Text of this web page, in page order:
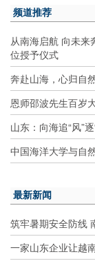
频道推荐
从南海启航 向未来
位授予仪式
奔赴山海，心归自
恩师邵波先生百岁
山东：向海追“风”
中国海洋大学与自
最新新闻
筑牢暑期安全防线
一家山东企业让越